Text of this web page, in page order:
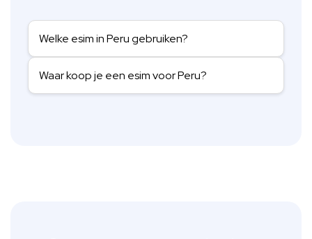
Welke esim in Peru gebruiken?
Waar koop je een esim voor Peru?